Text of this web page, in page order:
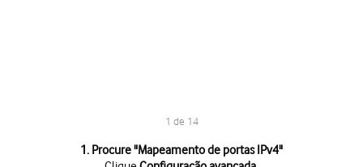
1 de 14
1. Procure "Mapeamento de portas IPv4"